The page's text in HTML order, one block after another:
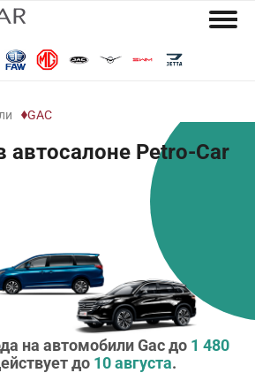
GAC
автосалоне Petro-Car
на автомобили Gac до 1 480
до 10 августа.